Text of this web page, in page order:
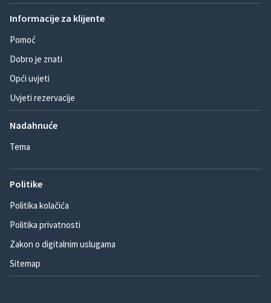
Informacije za klijente
Pomoć
Dobro je znati
Opći uvjeti
Uvjeti rezervacije
Nadahnuće
Tema
Politike
Politika kolačića
Politika privatnosti
Zakon o digitalnim uslugama
Sitemap